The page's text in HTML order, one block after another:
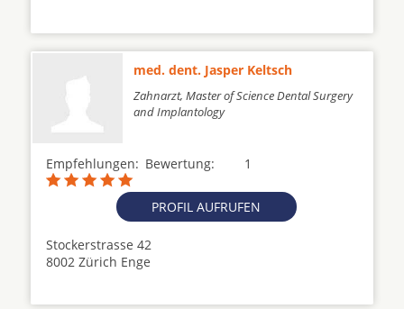
med. dent. Jasper Keltsch
Zahnarzt, Master of Science Dental Surgery
and Implantology
Empfehlungen: 1
Bewertung:
PROFIL AUFRUFEN
Stockerstrasse 42
8002 Zürich Enge